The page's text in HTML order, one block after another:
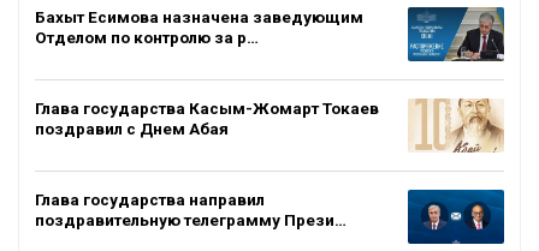
Бахыт Есимова назначена заведующим
Отделом по контролю за р…
Глава государства Касым-Жомарт Токаев
поздравил с Днем Абая
Глава государства направил
поздравительную телеграмму Прези…